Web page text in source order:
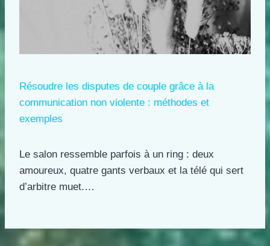
Résoudre les disputes de couple grâce à la
communication non violente : méthodes et
exemples
Le salon ressemble parfois à un ring : deux
amoureux, quatre gants verbaux et la télé qui sert
d’arbitre muet.…